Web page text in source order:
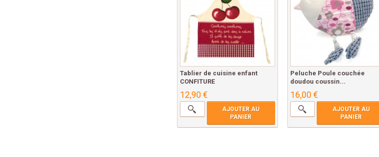
Tablier de cuisine enfant
CONFITURE
12,90 €
AJOUTER AU
PANIER
Peluche Poule couchée
doudou coussin...
16,00 €
AJOUTER AU
PANIER